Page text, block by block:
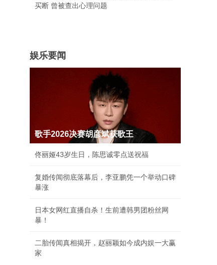
买断 曾被查出心理问题
娱乐要闻
歌手2026决赛胡彦斌获歌王
佟丽娅43岁生日，陈思诚零点送祝福
复婚传闻彻底落幕后，李亚鹏凭一个举动口碑
暴涨
日本女网红直播自杀！生前遭韩男团粉丝网
暴！
二胎传闻真相揭开，赵丽颖如今成内娱一大赢
家